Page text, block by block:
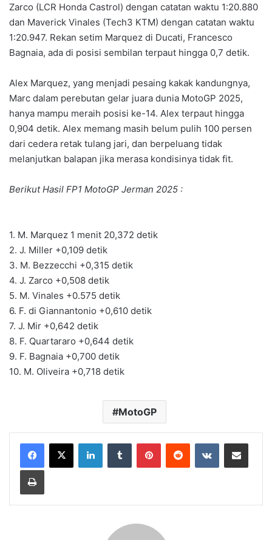
Zarco (LCR Honda Castrol) dengan catatan waktu 1:20.880
dan Maverick Vinales (Tech3 KTM) dengan catatan waktu
1:20.947. Rekan setim Marquez di Ducati, Francesco
Bagnaia, ada di posisi sembilan terpaut hingga 0,7 detik.
Alex Marquez, yang menjadi pesaing kakak kandungnya,
Marc dalam perebutan gelar juara dunia MotoGP 2025,
hanya mampu meraih posisi ke-14. Alex terpaut hingga
0,904 detik. Alex memang masih belum pulih 100 persen
dari cedera retak tulang jari, dan berpeluang tidak
melanjutkan balapan jika merasa kondisinya tidak fit.
Berikut Hasil FP1 MotoGP Jerman 2025 :
1. M. Marquez 1 menit 20,372 detik
2. J. Miller +0,109 detik
3. M. Bezzecchi +0,315 detik
4. J. Zarco +0,508 detik
5. M. Vinales +0.575 detik
6. F. di Giannantonio +0,610 detik
7. J. Mir +0,642 detik
8. F. Quartararo +0,644 detik
9. F. Bagnaia +0,700 detik
10. M. Oliveira +0,718 detik
MotoGP
LinkedInTumblr PinterestReddit VKontakteShare via Email
Print